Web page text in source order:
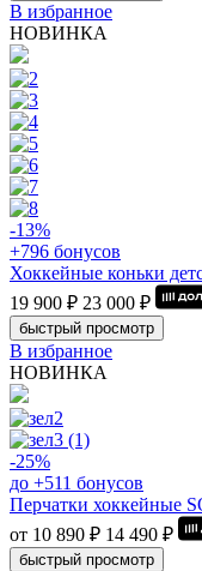
В избранное
НОВИНКА
-13%
+796 бонусов
Хоккейные коньки
19 900 ₽ 23 000 ₽
быстрый просмотр
В избранное
НОВИНКА
-25%
до +511 бонусов
Перчатки хоккейные
от 10 890 ₽ 14 490 ₽
быстрый просмотр